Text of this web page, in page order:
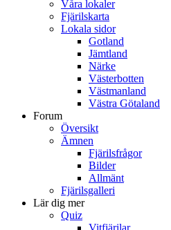
Våra lokaler
Fjärilskarta
Lokala sidor
Gotland
Jämtland
Närke
Västerbotten
Västmanland
Västra Götaland
Forum
Översikt
Ämnen
Fjärilsfrågor
Bilder
Allmänt
Fjärilsgalleri
Lär dig mer
Quiz
Vitfjärilar